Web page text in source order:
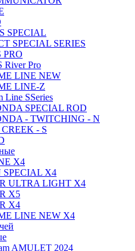
SPECIAL
SPECIAL SERIES
Pro
LINE NEW
LINE-Z
Line SSeries
SPECIAL ROD
- TWITCHING - N
- S
X4
X4
ULTRA LIGHT X4
X5
X4
LINE NEW X4
AMULET 2024